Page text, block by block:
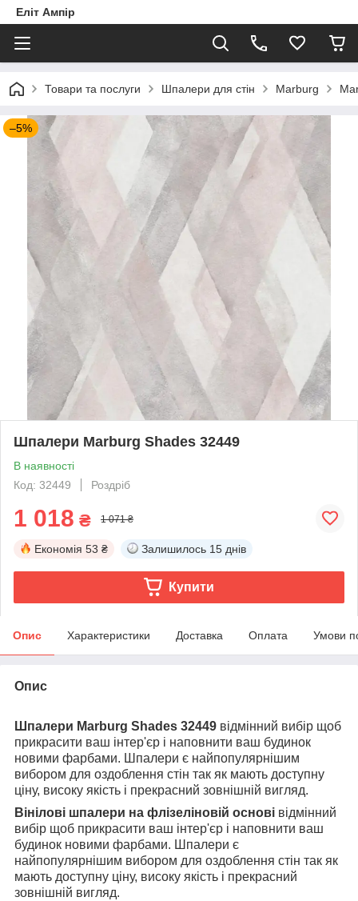
Еліт Ампір
Товари та послуги Шпалери для стін Marburg
–5%
Шпалери Marburg Shades 32449
В наявності
Код: 32449
Роздріб
1 018 ₴ 1 071 ₴
Економія 53 ₴ Залишилось 15 днів
Купити
Опис Характеристики Доставка Оплата Умови
Опис
Шпалери Marburg Shades 32449 відмінний вибір щоб
прикрасити ваш інтер'єр і наповнити ваш будинок
новими фарбами. Шпалери є найпопулярнішим
вибором для оздоблення стін так як мають доступну
ціну, високу якість і прекрасний зовнішній вигляд.
Вінілові шпалери на флізеліновій основі відмінний
вибір щоб прикрасити ваш інтер'єр і наповнити ваш
будинок новими фарбами. Шпалери є
найпопулярнішим вибором для оздоблення стін так як
мають доступну ціну, високу якість і прекрасний
зовнішній вигляд.